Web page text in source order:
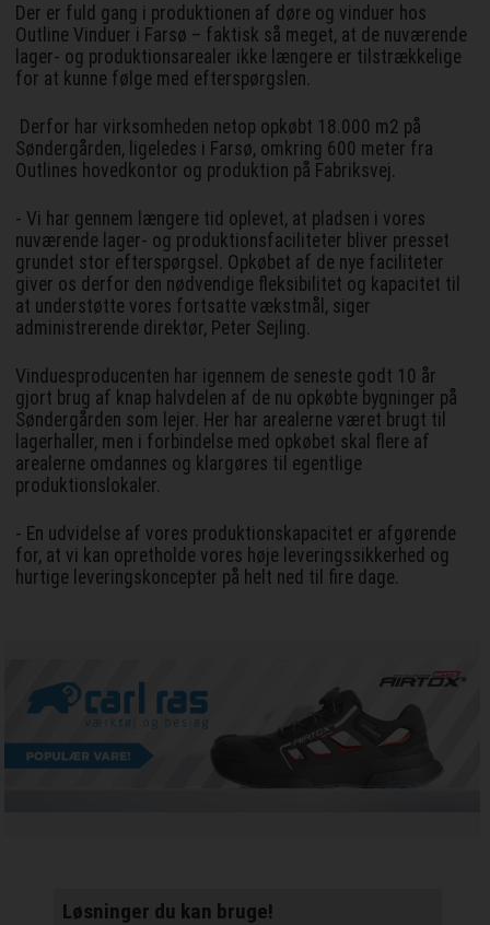
Der er fuld gang i produktionen af døre og vinduer hos
Outline Vinduer i Farsø – faktisk så meget, at de nuværende
lager- og produktionsarealer ikke længere er tilstrækkelige
for at kunne følge med efterspørgslen.
Derfor har virksomheden netop opkøbt 18.000 m2 på
Søndergården, ligeledes i Farsø, omkring 600 meter fra
Outlines hovedkontor og produktion på Fabriksvej.
- Vi har gennem længere tid oplevet, at pladsen i vores
nuværende lager- og produktionsfaciliteter bliver presset
grundet stor efterspørgsel. Opkøbet af de nye faciliteter
giver os derfor den nødvendige fleksibilitet og kapacitet til
at understøtte vores fortsatte vækstmål, siger
administrerende direktør, Peter Sejling.
Vinduesproducenten har igennem de seneste godt 10 år
gjort brug af knap halvdelen af de nu opkøbte bygninger på
Søndergården som lejer. Her har arealerne været brugt til
lagerhaller, men i forbindelse med opkøbet skal flere af
arealerne omdannes og klargøres til egentlige
produktionslokaler.
- En udvidelse af vores produktionskapacitet er afgørende
for, at vi kan opretholde vores høje leveringssikkerhed og
hurtige leveringskoncepter på helt ned til fire dage.
Løsninger du kan bruge!